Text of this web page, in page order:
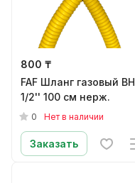
800 ₸
FAF Шланг газовый ВН
1/2'' 100 см нерж.
0 Нет в наличии
Заказать